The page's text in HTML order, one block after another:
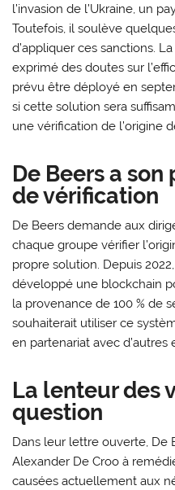
l’invasion de l’Ukraine, un
Toutefois, il soulève
d’appliquer ces sanctions.
exprimé des doutes sur
prévu être déployé en
si cette solution sera
une vérification de l’origine
De Beers a
de vérification
De Beers demande aux
chaque groupe vérifier
propre solution. Depuis
développé une blockchain
la provenance de 100 % de
souhaiterait utiliser ce
en partenariat avec d’autres
La lenteur des
question
Dans leur lettre ouverte, De
Alexander De Croo à
causées actuellement aux